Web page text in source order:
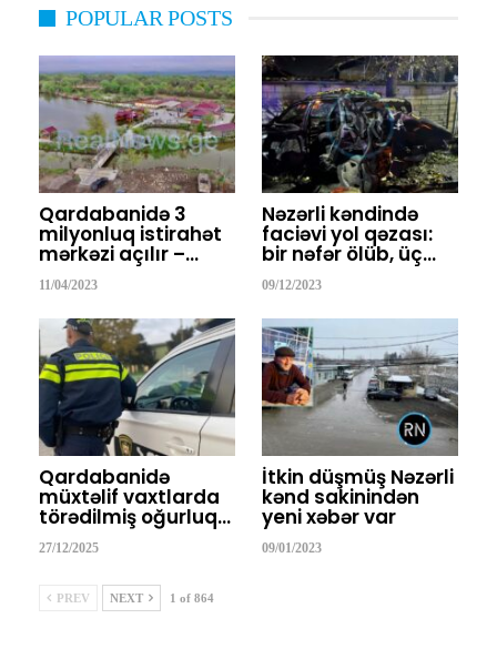
POPULAR POSTS
Qardabanidə 3
milyonluq istirahət
mərkəzi açılır –…
11/04/2023
Nəzərli kəndində
faciəvi yol qəzası:
bir nəfər ölüb, üç…
09/12/2023
Qardabanidə
müxtəlif vaxtlarda
törədilmiş oğurluq…
27/12/2025
İtkin düşmüş Nəzərli
kənd sakinindən
yeni xəbər var
09/01/2023
PREV NEXT 1 of 864